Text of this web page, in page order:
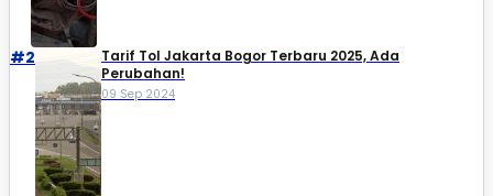
#2
Tarif Tol Jakarta Bogor Terbaru 2025, Ada
Perubahan!
09 Sep 2024